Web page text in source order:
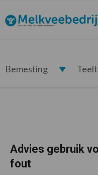
de
hoofdnavigatie
de
hoofd
de
eerste
de
voettekst
Melkveebedrijf.nl
Bemesting
Advies gebruik
fout